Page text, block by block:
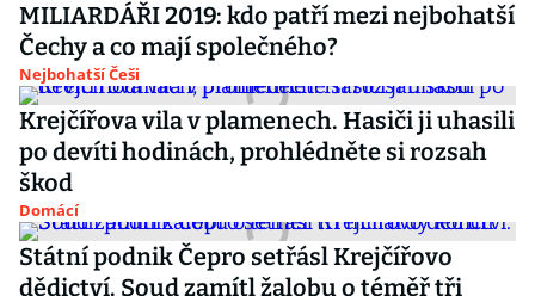
MILIARDÁŘI 2019: kdo patří mezi nejbohatší
Čechy a co mají společného?
Nejbohatší Češi
Krejčířova vila v plamenech. Hasiči ji uhasili
po devíti hodinách, prohlédněte si rozsah
škod
Domácí
Státní podnik Čepro setřásl Krejčířovo
dědictví. Soud zamítl žalobu o téměř tři